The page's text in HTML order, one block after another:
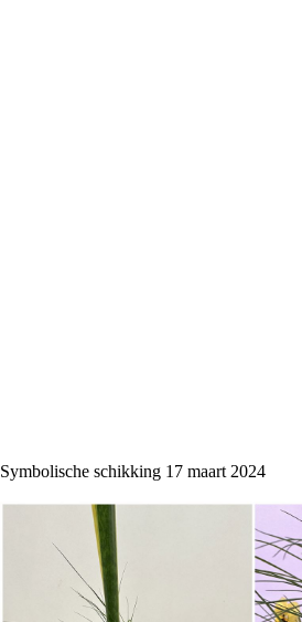
Symbolische schikking 17 maart 2024